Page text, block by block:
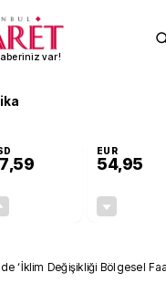
var!
EUR
54,95
‘İklim Değişikliği Bölgesel